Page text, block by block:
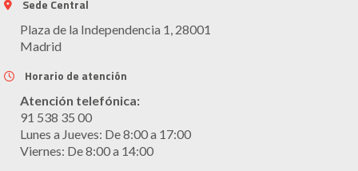
Sede Central
Plaza de la Independencia 1, 28001
Madrid
Horario de atención
Atención telefónica:
91 538 35 00
Lunes a Jueves: De 8:00 a 17:00
Viernes: De 8:00 a 14:00